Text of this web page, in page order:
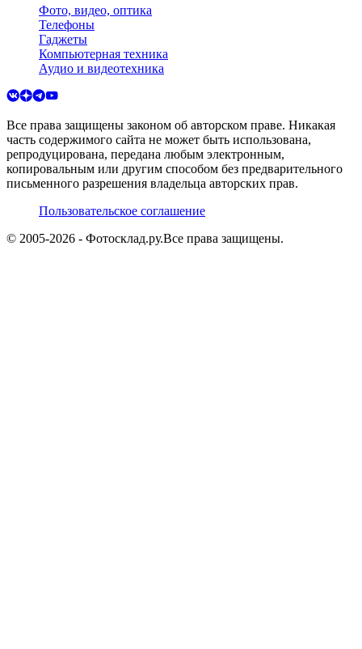
Фото, видео, оптика
Телефоны
Гаджеты
Компьютерная техника
Аудио и видеотехника
Все права защищены законом об авторском праве. Никакая
часть содержимого сайта не может быть использована,
репродуцирована, передана любым электронным,
копировальным или другим способом без предварительного
письменного разрешения владельца авторских прав.
Пользовательское соглашение
© 2005-2026 - Фотосклад.ру.Все права защищены.